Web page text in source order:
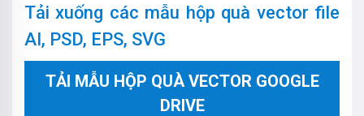
Tải xuống các mẫu hộp quà vector file
AI, PSD, EPS, SVG
TẢI MẪU HỘP QUÀ VECTOR GOOGLE
DRIVE